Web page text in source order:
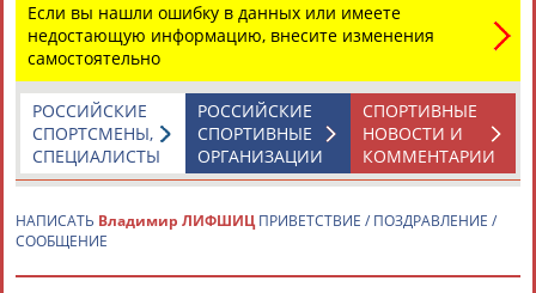
Каримжан
АБДРАХМАНОВ
Аделя
АБДРАХМАНОВААБДУВАЛИЕВ
АБДУЛАЕВ
АБДУЛАЕВ
АБДУЛАЕВ
АБДУЛАЗИЗОВАБДУЛБЕКОВ
Если вы нашли ошибку в данных или имеете
недостающую информацию, внесите изменения
самостоятельно
СПОРТИВНЫЕ
НОВОСТИ И
КОММЕНТАРИИ
РОССИЙСКИЕ
СПОРТИВНЫЕ
ОРГАНИЗАЦИИ
РОССИЙСКИЕ
СПОРТСМЕНЫ,
СПЕЦИАЛИСТЫ
НАПИСАТЬ Владимир ЛИФШИЦПРИВЕТСТВИЕ / ПОЗДРАВЛЕНИЕ /
СООБЩЕНИЕ